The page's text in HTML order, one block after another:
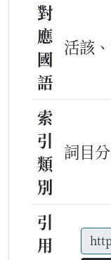
對
應
國
語
活該
索
引
類
別
詞目
引
用